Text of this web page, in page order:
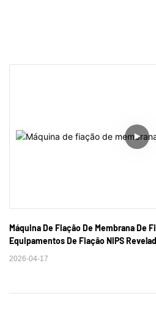
Máquina De Fiação De Membrana De
Equipamentos De Fiação NIPS
2026-04-17